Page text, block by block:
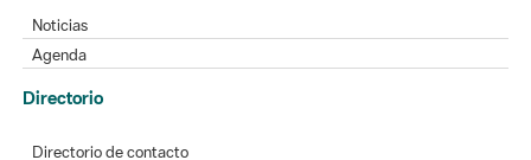
Noticias
Agenda
Directorio
Directorio de contacto